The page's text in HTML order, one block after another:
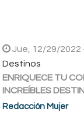
Brecha salarial por
Jue, 12/29/2022
Destinos
ENRIQUECE TU
INCREÍBLES
Redacción Mujer